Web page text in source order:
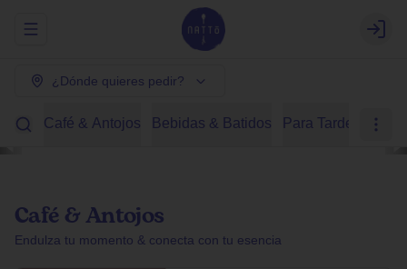
Abrir menu de navegación Login
¿Dónde quieres pedir?
Café & Antojos Bebidas & Batidos Para Tardear
Café & Antojos
Endulza tu momento & conecta con tu esencia